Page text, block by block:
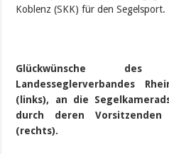
Koblenz (SKK) für den Segelsport.
Glückwünsche des
Landesseglerverbandes
(links), an die
durch deren
(rechts).